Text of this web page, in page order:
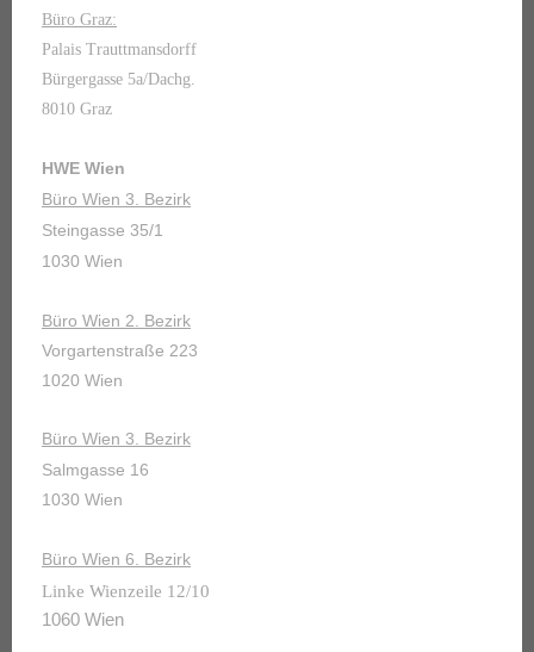
Büro Graz:
Palais Trauttmansdorff
Bürgergasse 5a/Dachg.
8010 Graz
HWE Wien
Büro Wien 3. Bezirk
Steingasse 35/1
1030 Wien
Büro Wien 2. Bezirk
Vorgartenstraße 223
1020 Wien
Büro Wien 3. Bezirk
Salmgasse 16
1030 Wien
Büro Wien 6. Bezirk
Linke Wienzeile 12/10
1060 Wien